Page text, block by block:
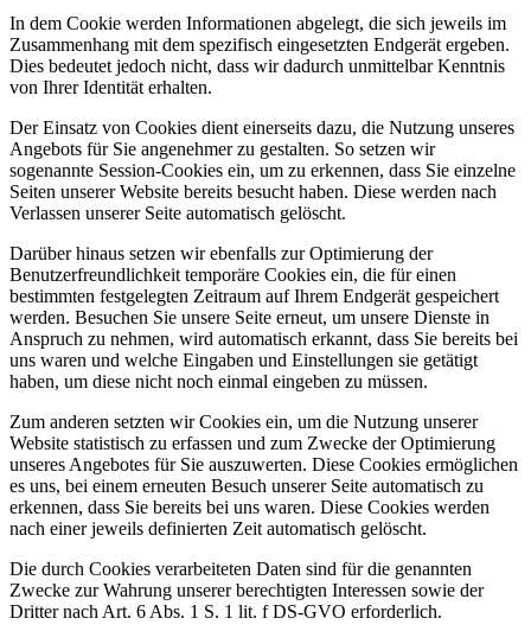
In dem Cookie werden Informationen abgelegt, die sich jeweils im
Zusammenhang mit dem spezifisch eingesetzten Endgerät ergeben.
Dies bedeutet jedoch nicht, dass wir dadurch unmittelbar Kenntnis
von Ihrer Identität erhalten.
Der Einsatz von Cookies dient einerseits dazu, die Nutzung unseres
Angebots für Sie angenehmer zu gestalten. So setzen wir
sogenannte Session-Cookies ein, um zu erkennen, dass Sie einzelne
Seiten unserer Website bereits besucht haben. Diese werden nach
Verlassen unserer Seite automatisch gelöscht.
Darüber hinaus setzen wir ebenfalls zur Optimierung der
Benutzerfreundlichkeit temporäre Cookies ein, die für einen
bestimmten festgelegten Zeitraum auf Ihrem Endgerät gespeichert
werden. Besuchen Sie unsere Seite erneut, um unsere Dienste in
Anspruch zu nehmen, wird automatisch erkannt, dass Sie bereits bei
uns waren und welche Eingaben und Einstellungen sie getätigt
haben, um diese nicht noch einmal eingeben zu müssen.
Zum anderen setzten wir Cookies ein, um die Nutzung unserer
Website statistisch zu erfassen und zum Zwecke der Optimierung
unseres Angebotes für Sie auszuwerten. Diese Cookies ermöglichen
es uns, bei einem erneuten Besuch unserer Seite automatisch zu
erkennen, dass Sie bereits bei uns waren. Diese Cookies werden
nach einer jeweils definierten Zeit automatisch gelöscht.
Die durch Cookies verarbeiteten Daten sind für die genannten
Zwecke zur Wahrung unserer berechtigten Interessen sowie der
Dritter nach Art. 6 Abs. 1 S. 1 lit. f DS-GVO erforderlich.